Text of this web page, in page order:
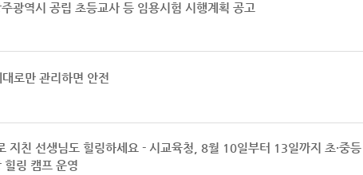
광역시 공립 초등교사 등 임용시험 시행계획 공고
로만 관리하면 안전
지친 선생님도 힐링하세요 - 시교육청, 8월 10일부터 13일까지 초·중등
힐링 캠프 운영